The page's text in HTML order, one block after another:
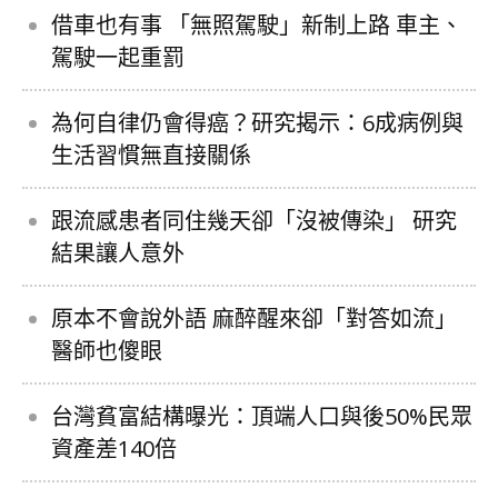
借車也有事 「無照駕駛」新制上路 車主、
駕駛一起重罰
為何自律仍會得癌？研究揭示：6成病例與
生活習慣無直接關係
跟流感患者同住幾天卻「沒被傳染」 研究
結果讓人意外
原本不會說外語 麻醉醒來卻「對答如流」
醫師也傻眼
台灣貧富結構曝光：頂端人口與後50%民眾
資產差140倍